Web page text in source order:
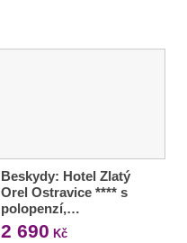
Beskydy: Hotel Zlatý
Orel Ostravice **** s
polopenzí,…
2 690 Kč